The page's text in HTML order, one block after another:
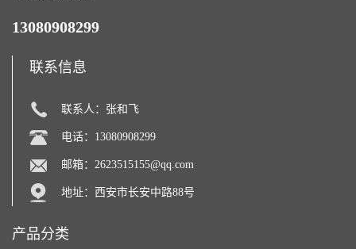
13080908299
联系信息
联系人：张和飞
电话：13080908299
邮箱： 2623515155@qq.com
地址：西安市长安中路88号
产品分类